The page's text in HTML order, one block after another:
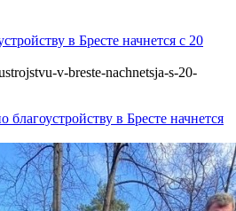
в Бресте начнется с 20
v-breste-nachnetsja-s-20-
в Бресте начнется